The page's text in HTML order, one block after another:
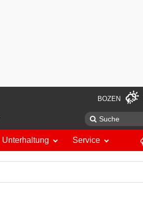
BOZEN
Unterhaltung Service